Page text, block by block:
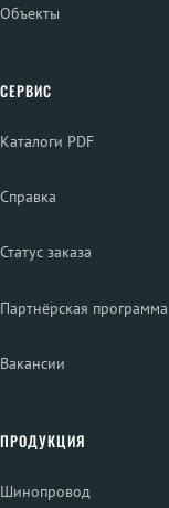
Объекты
СЕРВИС
Каталоги PDF
Справка
Статус заказа
Партнёрская программа
Вакансии
ПРОДУКЦИЯ
Шинопровод